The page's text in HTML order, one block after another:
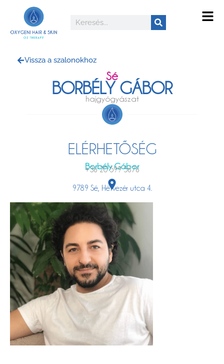
Vissza a szalonokhoz
Sé
BORBÉLY GÁBOR
hajgyógyászat
ELÉRHETŐSÉG
Borbély Gábor
+36 20 599 5676
9789 Sé, Hétvezér utca 4.